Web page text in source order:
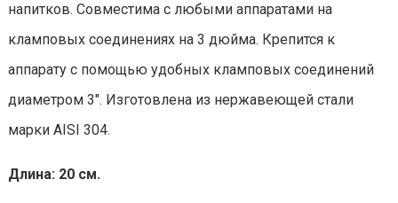
напитков. Совместима с любыми аппаратами на
кламповых соединениях на 3 дюйма. Крепится к
аппарату с помощью удобных кламповых соединений
диаметром 3". Изготовлена из нержавеющей стали
марки AISI 304.
Длина: 20 см.